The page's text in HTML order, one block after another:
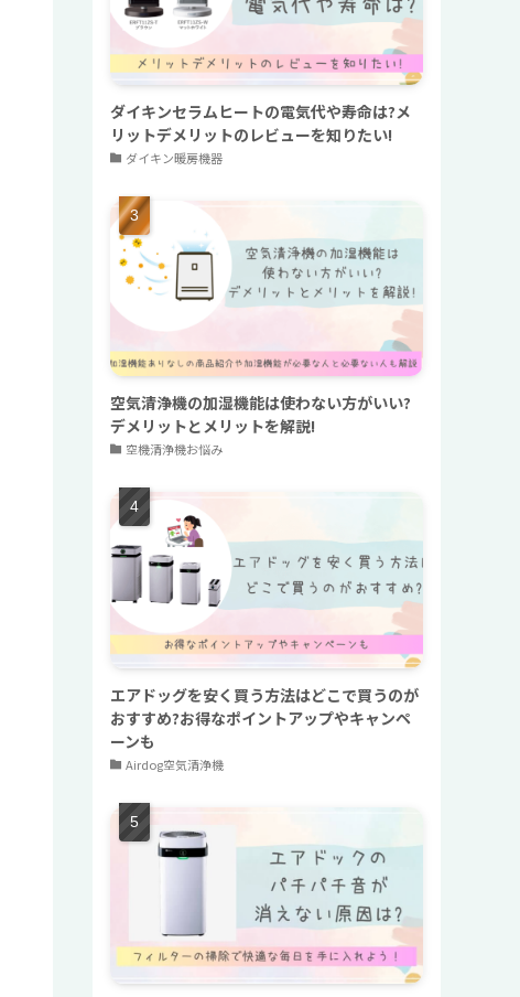
ダイキンセラムヒートの電気代や寿命は?メ
リットデメリットのレビューを知りたい!
ダイキン暖房機器
空気清浄機の加湿機能は使わない方がいい?
デメリットとメリットを解説!
空機清浄機お悩み
エアドッグを安く買う方法はどこで買うのが
おすすめ?お得なポイントアップやキャンペ
ーンも
Airdog空気清浄機